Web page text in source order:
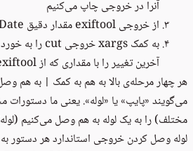
آنرا در خروجی چاپ می‌کنیم
از خروجی exiftool مقدار دقیق CreateDate را «می‌بریم»
آخرین تغییر را با مقداری که از exiftool گرفتیم جایگزین می‌کند
هر چهار مرحله‌ی بالا به هم به کمک
به هم
می‌گویند «پایپ» یا «لوله». یعنی ما
مختلف) را به یک لوله به هم وصل می‌کنیم
لوله وصل کردن خروجی استاندارد هر دستور